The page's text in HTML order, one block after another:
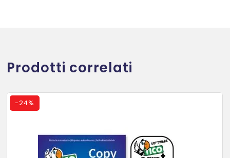
Prodotti correlati
-24%